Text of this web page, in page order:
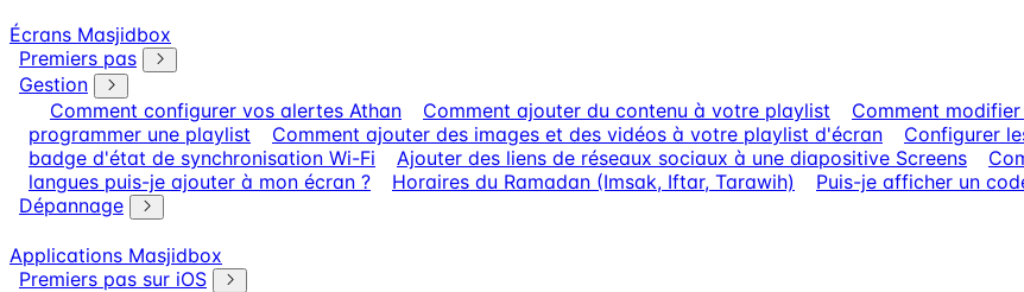
Écrans Masjidbox
Premiers pas
Gestion
Comment configurer vos alertes Athan
Comment ajouter du contenu à votre playlist Comment
programmer une playlist
Comment ajouter des images et des vidéos à votre playlist d'écran Configurer
badge d'état de synchronisation Wi-Fi
Ajouter des liens de réseaux sociaux à une diapositive Screens
langues puis-je ajouter à mon écran ?
Horaires du Ramadan (Imsak, Iftar, Tarawih)
Puis-je afficher un
Dépannage
Applications Masjidbox
Premiers pas sur iOS